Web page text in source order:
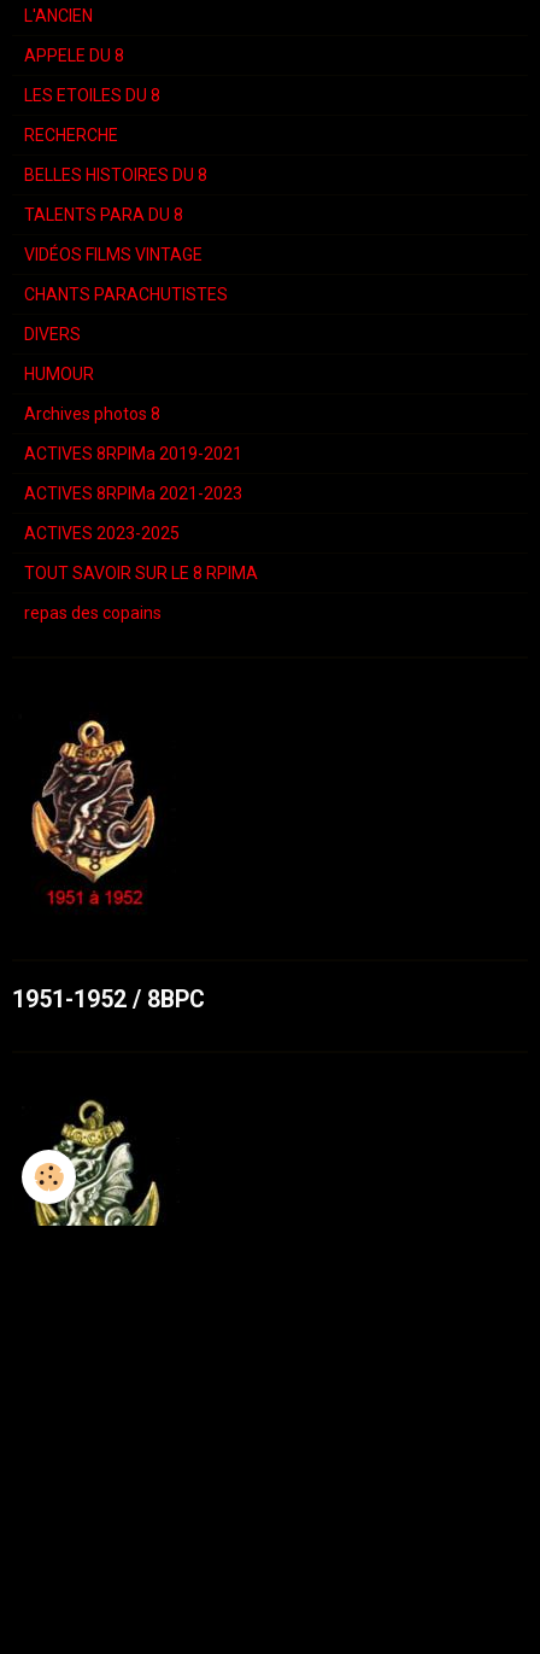
L'ANCIEN
APPELE DU 8
LES ETOILES DU 8
RECHERCHE
BELLES HISTOIRES DU 8
TALENTS PARA DU 8
VIDÉOS FILMS VINTAGE
CHANTS PARACHUTISTES
DIVERS
HUMOUR
Archives photos 8
ACTIVES 8RPIMa 2019-2021
ACTIVES 8RPIMa 2021-2023
ACTIVES 2023-2025
TOUT SAVOIR SUR LE 8 RPIMA
repas des copains
1951-1952 / 8BPC